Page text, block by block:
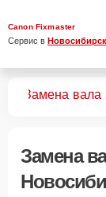
Canon Fixmaster
Сервис в
Замена вала
Замена